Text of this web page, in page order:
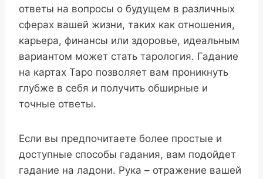
ответы на вопросы о будущем в различных
сферах вашей жизни, таких как отношения,
карьера, финансы или здоровье, идеальным
вариантом может стать тарология. Гадание
на картах Таро позволяет вам проникнуть
глубже в себя и получить обширные и
точные ответы.
Если вы предпочитаете более простые и
доступные способы гадания, вам подойдет
гадание на ладони. Рука – отражение вашей